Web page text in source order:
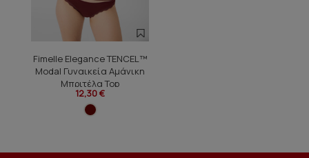
Fimelle Elegance TENCEL™
Modal Γυναικεία Αμάνικη
Μπριτέλα Top
12,30 €